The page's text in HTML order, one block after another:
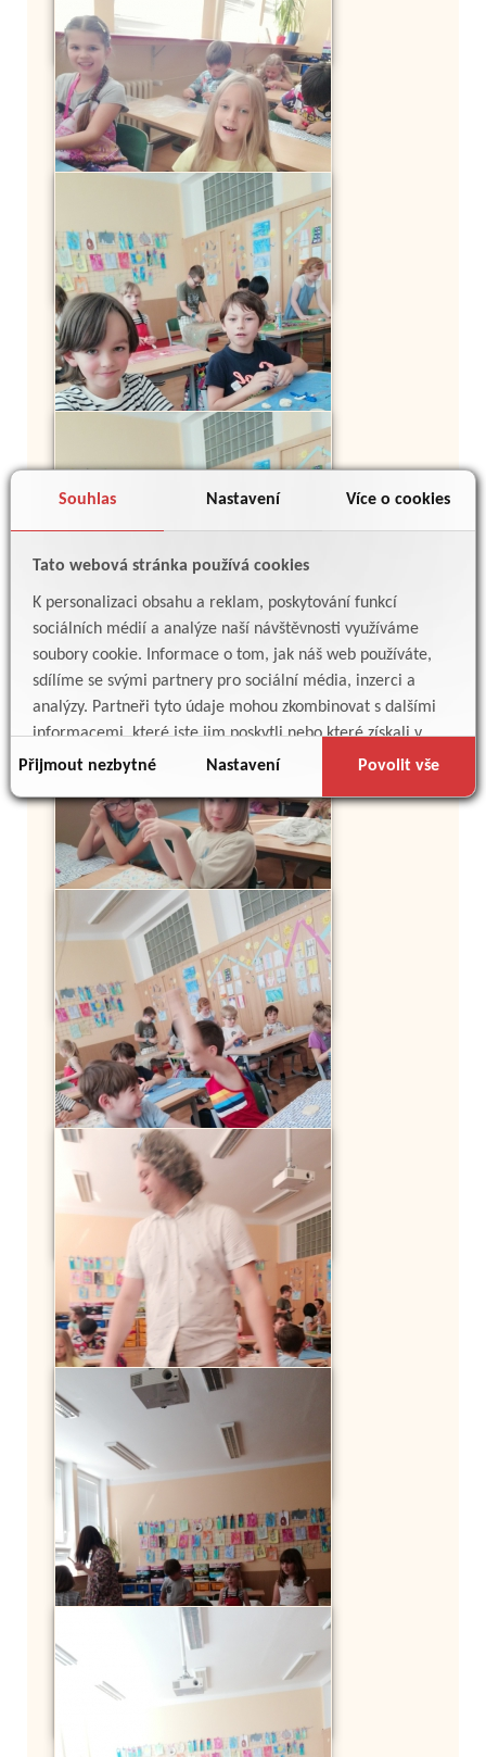
Souhlas Nastavení Více o cookies
Tato webová stránka používá cookies
K personalizaci obsahu a reklam, poskytování funkcí
sociálních médií a analýze naší návštěvnosti využíváme
soubory cookie. Informace o tom, jak náš web používáte,
sdílíme se svými partnery pro sociální média, inzerci a
analýzy. Partneři tyto údaje mohou zkombinovat s dalšími
informacemi, které jste jim poskytli nebo které získali v
důsledku toho, že používáte jejich služby.
Přijmout nezbytné Nastavení Povolit vše